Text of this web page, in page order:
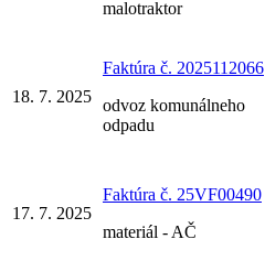
malotraktor
18. 7. 2025
Faktúra č. 2025112066
odvoz komunálneho
odpadu
17. 7. 2025
Faktúra č. 25VF00490
materiál - AČ